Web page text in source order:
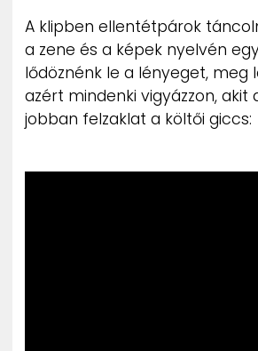
A klipben ellentétpárok
a zene és a képek nyelvén
lődöznénk le a lényeget, meg
azért mindenki vigyázzon, akit
jobban felzaklat a költői giccs: